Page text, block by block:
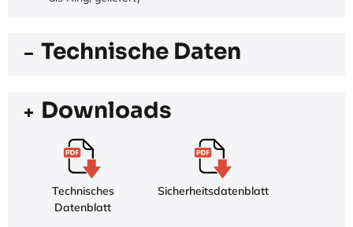
Technische Daten
Downloads
Technisches
Datenblatt
Sicherheitsdatenblatt